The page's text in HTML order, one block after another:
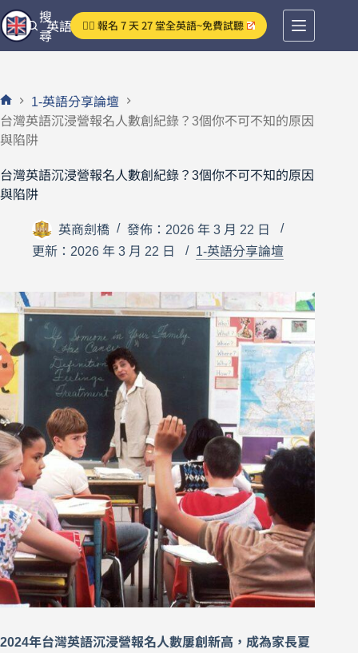
跳
至
主
容
英語分享論壇
搜
尋
👉🏻 報名 7 天 27 堂全英語~免費試聽
首
頁
1-英語分享論壇
台灣英語沉浸營報名人數創紀錄？3個你不可不知的原因
與陷阱
台灣英語沉浸營報名人數創紀錄？3個你不可不知的原因
與陷阱
英商劍橋
發佈：2026 年 3 月 22 日
更新：2026 年 3 月 22 日
1-英語分享論壇
2024年台灣英語沉浸營報名人數屢創新高，成為家長夏